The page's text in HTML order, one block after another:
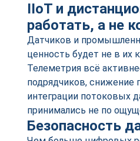
IIoT и
работать, а не
Датчиков и
ценность будет не в их
Телеметрия всё
подрядчиков, снижение
интеграции потоковых
принимались не по
Безопасность